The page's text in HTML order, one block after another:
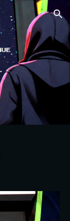
Skip to navigation